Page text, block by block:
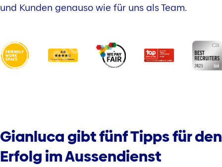
und Kunden genauso wie für uns als Team.
Gianluca gibt fünf Tipps für den
Erfolg im Aussendienst